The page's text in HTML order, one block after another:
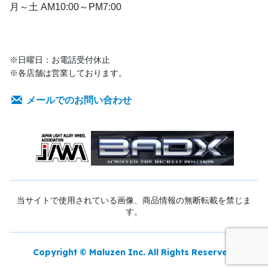
月～土 AM10:00～PM7:00
※日曜日：お電話受付休止
※各店舗は営業しております。
メールでのお問い合わせ
当サイトで使用されている画像、商品情報の無断転載を禁じま
す。
Copyright © Maluzen Inc. All Rights Reserved.